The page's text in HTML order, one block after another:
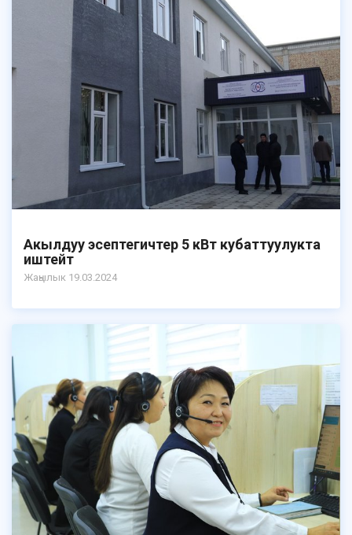
Акылдуу эсептегичтер 5 кВт кубаттуулукта
иштейт
Жаңылык 19.03.2024